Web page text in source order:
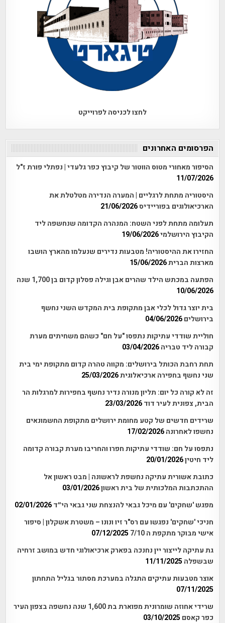
לחצו לכניסה לפרוייקט
הפרסומים האחרונים
הסיפור מאחורי מטוס הווטור של קיבוץ כפר גלעדי | נפתלי פורת ז"ל
11/07/2026
היסטוריה מתחת לרגליים | המערה הנדירה מטלטלת את
הארכיאולוגים בפוריידיס21/06/2026
תעלומה מתחת לפני השטח: המנהרה הקדומה שנחשפה ליד
הקיבוץ הירושלמי19/06/2026
החזירו את ההיסטוריה! מטבעות נדירים שנעלמו מהארץ הושבו
מארצות הברית15/06/2026
הפתעה במכתש הילד שהרים אבן וגילה פסלון קדום בן 1,700 שנה
10/06/2026
בית יוצר גדול לכלי אבן מתקופת בית המקדש השני נחשף
בירושלים 04/06/2026
חוליית שודדי עתיקות נתפסו "על חם" כשהם משחיתים מערת
קבורה ליד טבריה 03/04/2026
תחת רחבת הכותל בירושלים: מקווה טהרה קדום מתקופת ימי בית
שני נחשף בחפירה ארכיאלוגית25/03/2026
זה לא קורה כל יום: תליון מנורה נדיר נחשף בחפירות למרגלות הר
הבית, צפונית לעיר דוד 23/03/2026
שרידים חדשים של קטע מחומת ירושלים מתקופת החשמונאים
נחשפו לאחרונה 17/02/2026
נתפסו על חם: שודדי עתיקות חפרו והחריבו מערת קבורה קדומה
ליד חיטין20/01/2026
כתובת אשורית עתיקה נחשפת לראשונה | מבט ראשון אל
ההתכתבות המלכותית של בית ראשון03/01/2026
מפגש 'שחקים' עם מיכל גבאי להנצחת שני גבאי הי״ד 02/01/2026
חניכי 'שחקים' נפגשו עם רס"ר זיו ונונו – משטרת אשקלון | סיפור
אישי מבוקר מתקפת ה 7/10
07/12/2025
גת עתיקה לייצור יין נחנכה בפארק ארכיאולוגי חדש במושב זרחיה
שבשפלה 11/11/2025
אוצר מטבעות עתיקים התגלה במערכת מסתור בגליל התחתון
07/11/2025
שרידי אחוזה שומרונית מפוארת בת 1,600 שנה נחשפה בצפון העיר
כפר קאסם 03/10/2025